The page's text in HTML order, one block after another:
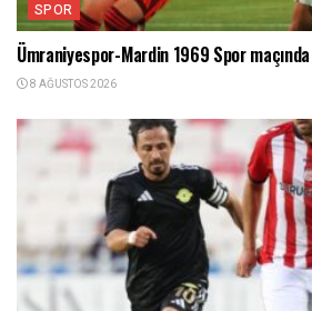
SPOR
Ümraniyespor-Mardin 1969 Spor
8 AĞUSTOS 2026